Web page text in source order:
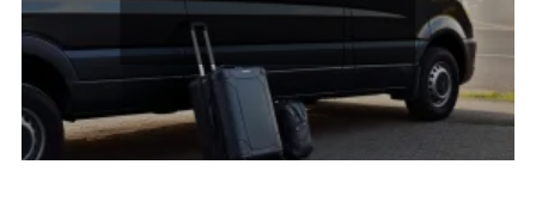
oferty przewozów